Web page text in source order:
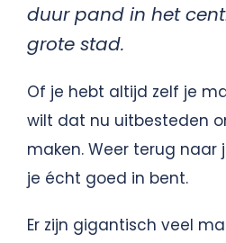
duur pand in het
grote stad.
Of je hebt altijd zelf je
wilt dat nu uitbesteden
maken. Weer terug naar
je écht goed in bent.
Er zijn gigantisch veel